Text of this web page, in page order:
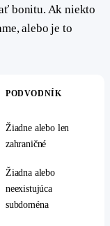
bonitu. Ak niekto
alebo je to
PODVODNÍK
Žiadne alebo len
zahraničné
Žiadna alebo
neexistujúca
subdoména